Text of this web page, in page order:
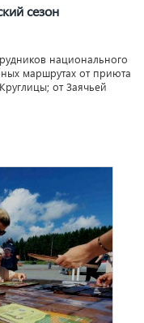
сезон
национального
маршрутах от приюта
от Заячьей